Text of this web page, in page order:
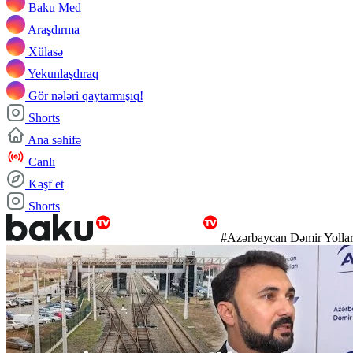
Baku Med
Araşdırma
Xülasə
Yekunlaşdıraq
Gör nələri qaytarmışıq!
Shorts
Ana səhifə
Canlı
Kəşf et
Shorts
#Azərbaycan Dəmir